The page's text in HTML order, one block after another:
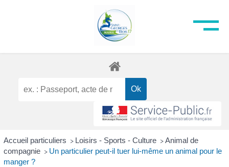
Accueil particuliers > Loisirs - Sports - Culture > Animal de
compagnie > Un particulier peut-il tuer lui-même un animal pour le
manger ?